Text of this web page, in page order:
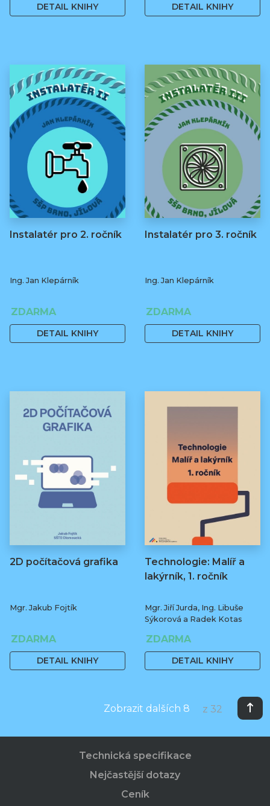
DETAIL KNIHY DETAIL KNIHY
Instalatér pro 2. ročník
Ing. Jan Klepárník
ZDARMA
DETAIL KNIHY
Instalatér pro 3. ročník
Ing. Jan Klepárník
ZDARMA
DETAIL KNIHY
2D počítačová grafika
Mgr. Jakub Fojtík
ZDARMA
DETAIL KNIHY
Technologie: Malíř a
lakýrník, 1. ročník
Mgr. Jiří Jurda, Ing. Libuše
Sýkorová a Radek Kotas
ZDARMA
DETAIL KNIHY
Zobrazit dalších 8 z 32
Technická specifikace
Nejčastější dotazy
Ceník